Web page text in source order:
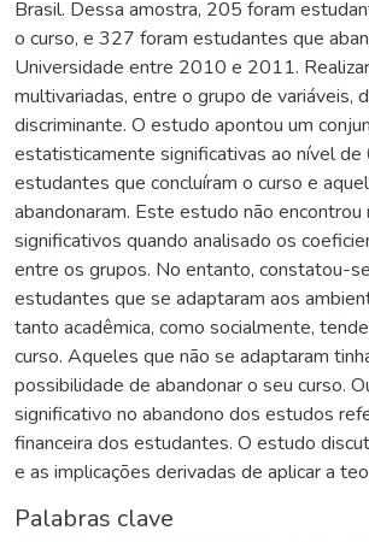
Brasil. Dessa amostra, 205 foram
o curso, e 327 foram estudantes que
Universidade entre 2010 e 2011.
multivariadas, entre o grupo de variáveis,
discriminante. O estudo apontou um
estatisticamente significativas ao nível
estudantes que concluíram o curso e
abandonaram. Este estudo não
significativos quando analisado os
entre os grupos. No entanto, constatou-
estudantes que se adaptaram aos
tanto acadêmica, como socialmente,
curso. Aqueles que não se adaptaram
possibilidade de abandonar o seu curso.
significativo no abandono dos estudos
financeira dos estudantes. O estudo
e as implicações derivadas de aplicar a
Palabras clave